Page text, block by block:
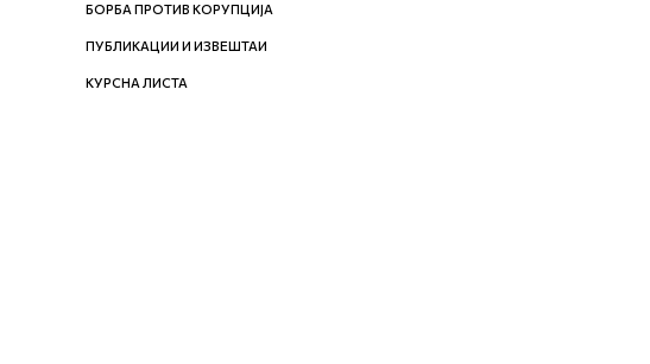
БОРБА ПРОТИВ КОРУПЦИЈА
ПУБЛИКАЦИИ И ИЗВЕШТАИ
КУРСНА ЛИСТА